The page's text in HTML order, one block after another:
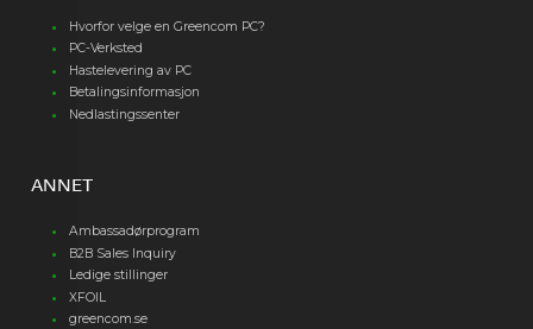
Hvorfor velge en Greencom PC?
PC-Verksted
Hastelevering av PC
Betalingsinformasjon
Nedlastingssenter
ANNET
Ambassadørprogram
B2B Sales Inquiry
Ledige stillinger
XFOIL
greencom.se